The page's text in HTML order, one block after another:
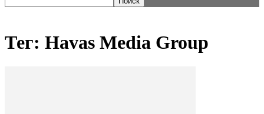
Тег: Havas Media Group